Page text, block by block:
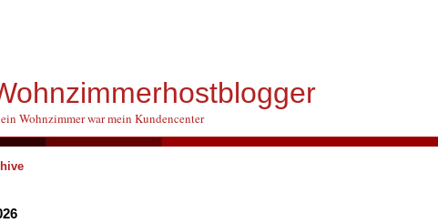
Wohnzimmer war mein Kundencenter